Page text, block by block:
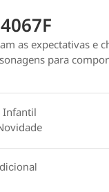
as expectativas e
para
Infantil